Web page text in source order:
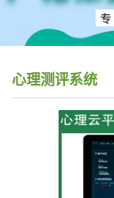
心理测评系统